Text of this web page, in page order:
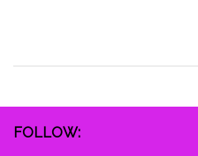
FOLLOW: